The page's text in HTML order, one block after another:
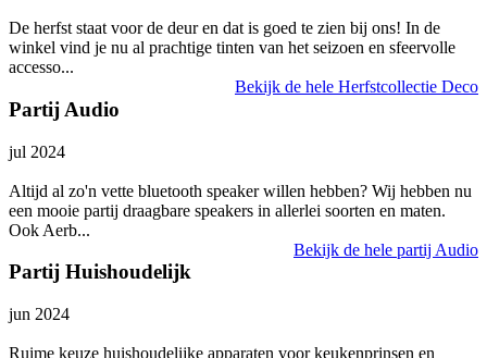
De herfst staat voor de deur en dat is goed te zien bij ons! In de
winkel vind je nu al prachtige tinten van het seizoen en sfeervolle
accesso...
Bekijk de hele Herfstcollectie Deco
Partij Audio
jul 2024
Altijd al zo'n vette bluetooth speaker willen hebben? Wij hebben nu
een mooie partij draagbare speakers in allerlei soorten en maten.
Ook Aerb...
Bekijk de hele partij Audio
Partij Huishoudelijk
jun 2024
Ruime keuze huishoudelijke apparaten voor keukenprinsen en